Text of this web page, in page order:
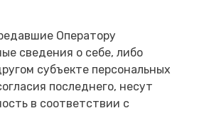
Оператору
сведения о себе, либо
субъекте персональных
последнего, несут
в соответствии с